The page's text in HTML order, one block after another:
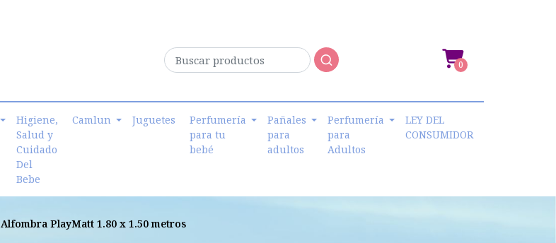
0
Higiene,
Salud y
Cuidado
Del
Bebe
Camlun Juguetes
Perfumería
para tu
bebé
Pañales
para
adultos
Perfumería
para
Adultos
LEY DEL
CONSUMIDOR
Alfombra PlayMatt 1.80 x 1.50 metros